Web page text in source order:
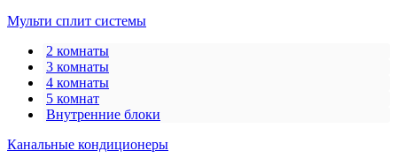
Мульти сплит системы
2 комнаты
3 комнаты
4 комнаты
5 комнат
Внутренние блоки
Канальные кондиционеры